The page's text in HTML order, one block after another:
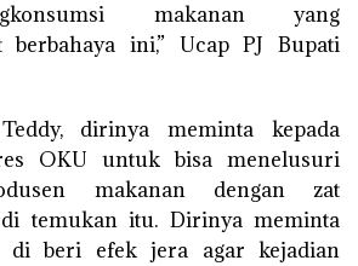
makanan yang
berbahaya ini,” Ucap PJ Bupati
dirinya meminta kepada
OKU untuk bisa menelusuri
makanan dengan zat
di temukan itu. Dirinya meminta
di beri efek jera agar kejadian